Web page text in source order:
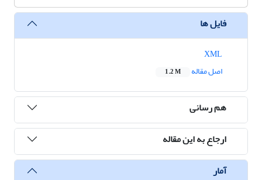
فایل ها
اصل مقاله
1.2 M
هم رسانی
ارجاع به این مقاله
آمار